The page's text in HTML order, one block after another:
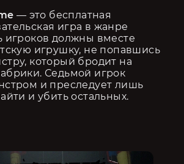
— это бесплатная
игра в жанре
игроков должны вместе
игрушку, не попавшись
который бродит на
Седьмой игрок
и преследует лишь
и убить остальных.